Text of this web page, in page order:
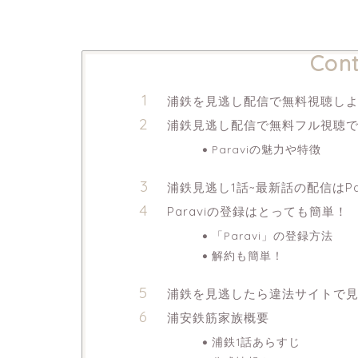
浦鉄を見逃し配信で無料視聴し
浦鉄見逃し配信で無料フル視聴
Paraviの魅力や特徴
浦鉄見逃し1話~最新話の配信は
Paraviの登録はとっても簡単！
「Paravi」の登録方法
解約も簡単！
浦鉄を見逃したら違法サイトで
浦安鉄筋家族概要
浦鉄1話あらすじ